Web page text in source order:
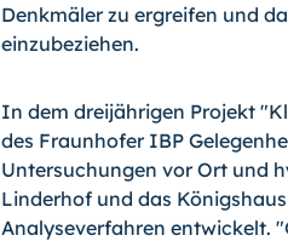
Denkmäler zu ergreifen und
einzubeziehen.
In dem dreijährigen Projekt
des Fraunhofer IBP
Untersuchungen vor Ort und
Linderhof und das
Analyseverfahren entwickelt.